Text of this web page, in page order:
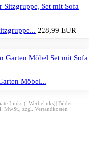
228,99 EUR
Möbel...
Links (=Werbelinks)| Bilder,
MwSt., zzgl. Versandkosten